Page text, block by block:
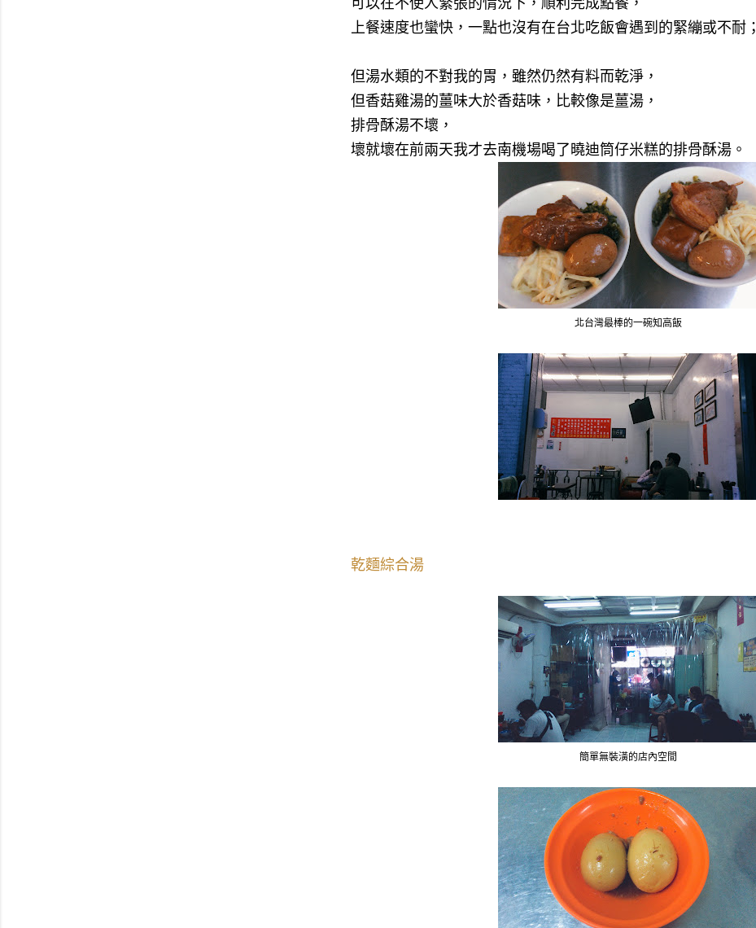
上餐速度也蠻快，一點也沒有在台北吃飯會遇到的緊繃或不耐；
但湯水類的不對我的胃，雖然仍然有料而乾淨，
但香菇雞湯的薑味大於香菇味，比較像是薑湯，
排骨酥湯不壞，
壞就壞在前兩天我才去南機場喝了曉迪筒仔米糕的排骨酥湯。
北台灣最棒的一碗知高飯
乾麵綜合湯
簡單無裝潢的店內空間